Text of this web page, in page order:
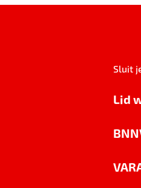
Sluit
Lid